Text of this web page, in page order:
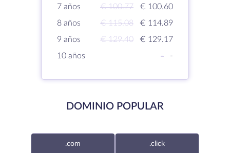
7 años
€ 100.77
€ 100.60
8 años
€ 115.08
€ 114.89
9 años
€ 129.40
€ 129.17
10 años
- -
DOMINIO POPULAR
.com .click